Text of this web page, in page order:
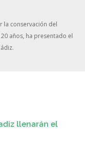
la conservación del
años, ha presentado el
llenarán el